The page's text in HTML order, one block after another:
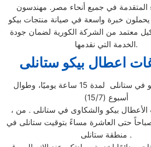
المتقدمة في جميع أنحاء مصر. مهندسون
خبرة واسعة في صيانة منتجات بيكو
معتمد من الشركة الكورية لضمان جودة
الخدمة التي نقدمها.
اعطال بيكو ستانلى
يعمل مركز بيكو في ستانلى لمدة 15 ساعة يوميًا، وطوال
أسبوع (15/7)
، لاستقبال بلاغات الأعطال بيكو والشكاوى في ستانلى . من
حتى العاشرة مساءً بتوقيت ستانلى في
منطقة ستانلى .